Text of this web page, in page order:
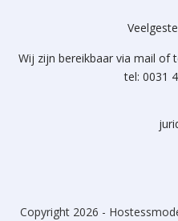
Wij zijn bereikbaar via mail of
tel: 0031
Copyright 2026 -